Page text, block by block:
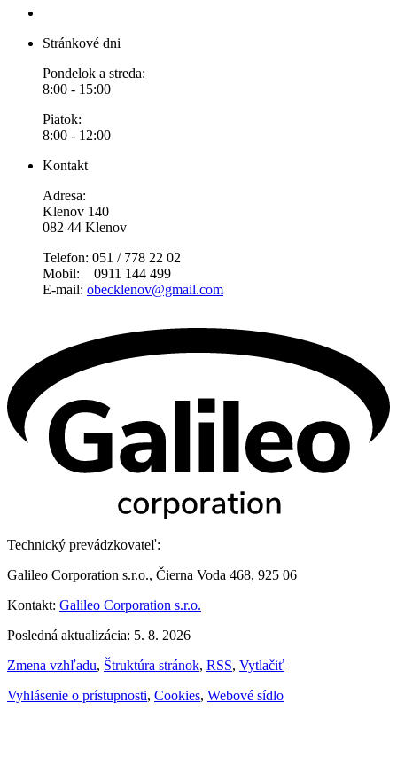
Stránkové dni
Pondelok a streda:
8:00 - 15:00
Piatok:
8:00 - 12:00
Kontakt
Adresa:
Klenov 140
082 44 Klenov
Telefon: 051 / 778 22 02
Mobil: 0911 144 499
E-mail: obecklenov@gmail.com
Technický prevádzkovateľ:
Galileo Corporation s.r.o., Čierna Voda 468, 925 06
Kontakt: Galileo Corporation s.r.o.
Posledná aktualizácia: 5. 8. 2026
Zmena vzhľadu, Štruktúra stránok, RSS, Vytlačiť
Vyhlásenie o prístupnosti, Cookies, Webové sídlo